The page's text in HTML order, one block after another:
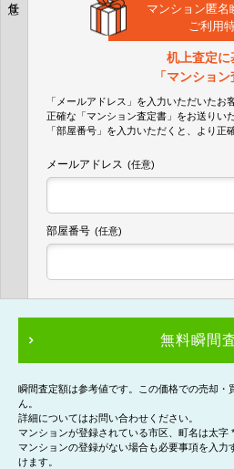
マンション匿名
ご利用
机上査定に
「マンション
「メールアドレス」を入力いただいたお
正確な 「マンション査定書」 をお送りい
「部屋番号」を入力いただくと、より正
メールアドレス (任意)
部屋番号 (任意)
無料瞬間
瞬間査定額は参考値です。この価格での売却・
ん。
詳細についてはお問い合わせください。
マンションが登録されている市区、町名は太字
マンションの登録がない場合も必要事項を入力
けます。